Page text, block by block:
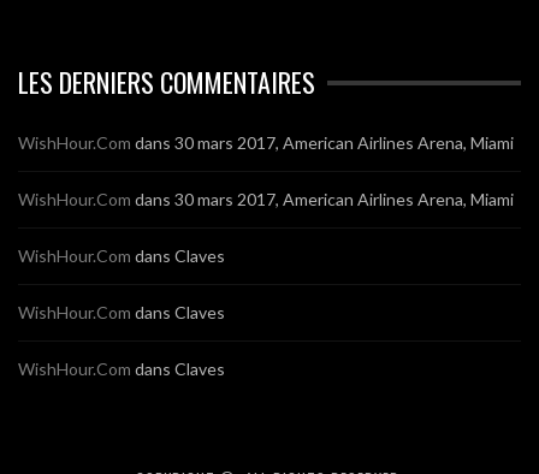
LES DERNIERS COMMENTAIRES
WishHour.Com dans 30 mars 2017, American Airlines Arena, Miami
WishHour.Com dans 30 mars 2017, American Airlines Arena, Miami
WishHour.Com dans Claves
WishHour.Com dans Claves
WishHour.Com dans Claves